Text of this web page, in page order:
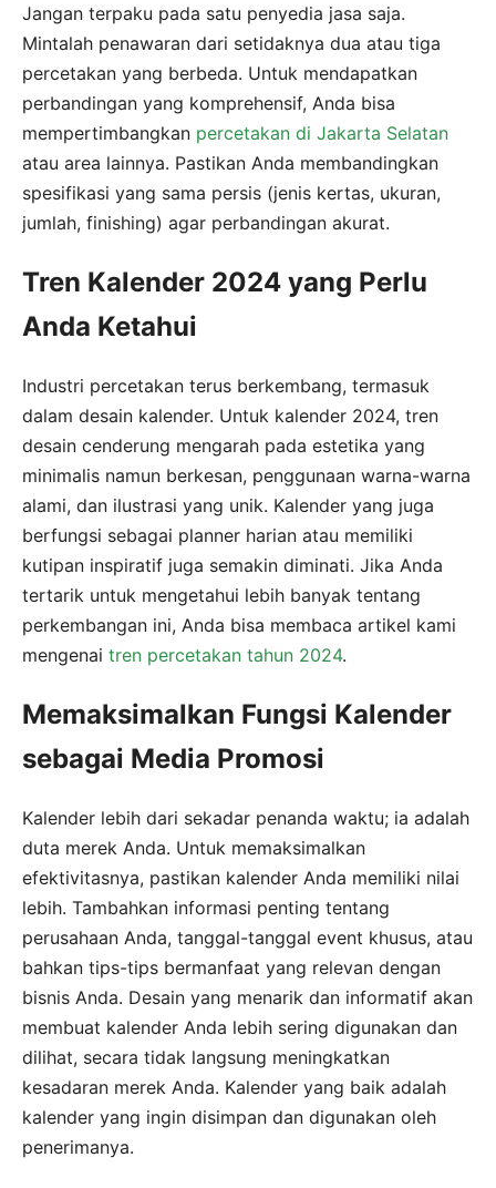
Jangan terpaku pada satu penyedia jasa saja.
Mintalah penawaran dari setidaknya dua atau tiga
percetakan yang berbeda. Untuk mendapatkan
perbandingan yang komprehensif, Anda bisa
mempertimbangkan percetakan di Jakarta Selatan
atau area lainnya. Pastikan Anda membandingkan
spesifikasi yang sama persis (jenis kertas, ukuran,
jumlah, finishing) agar perbandingan akurat.
Tren Kalender 2024 yang Perlu
Anda Ketahui
Industri percetakan terus berkembang, termasuk
dalam desain kalender. Untuk kalender 2024, tren
desain cenderung mengarah pada estetika yang
minimalis namun berkesan, penggunaan warna-warna
alami, dan ilustrasi yang unik. Kalender yang juga
berfungsi sebagai planner harian atau memiliki
kutipan inspiratif juga semakin diminati. Jika Anda
tertarik untuk mengetahui lebih banyak tentang
perkembangan ini, Anda bisa membaca artikel kami
mengenai tren percetakan tahun 2024.
Memaksimalkan Fungsi Kalender
sebagai Media Promosi
Kalender lebih dari sekadar penanda waktu; ia adalah
duta merek Anda. Untuk memaksimalkan
efektivitasnya, pastikan kalender Anda memiliki nilai
lebih. Tambahkan informasi penting tentang
perusahaan Anda, tanggal-tanggal event khusus, atau
bahkan tips-tips bermanfaat yang relevan dengan
bisnis Anda. Desain yang menarik dan informatif akan
membuat kalender Anda lebih sering digunakan dan
dilihat, secara tidak langsung meningkatkan
kesadaran merek Anda. Kalender yang baik adalah
kalender yang ingin disimpan dan digunakan oleh
penerimanya.